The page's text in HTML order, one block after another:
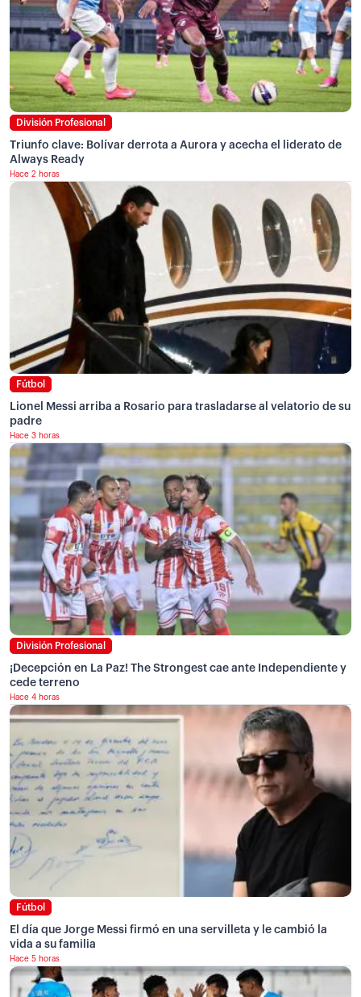
División Profesional
Triunfo clave: Bolívar derrota a Aurora y acecha el liderato de
Always Ready
Hace 2 horas
Fútbol
Lionel Messi arriba a Rosario para trasladarse al velatorio de su
padre
Hace 3 horas
División Profesional
¡Decepción en La Paz! The Strongest cae ante Independiente y
cede terreno
Hace 4 horas
Fútbol
El día que Jorge Messi firmó en una servilleta y le cambió la
vida a su familia
Hace 5 horas